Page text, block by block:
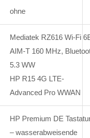
ohne
Mediatek RZ616 Wi-Fi
AIM-T 160 MHz,
5.3 WW
HP R15 4G LTE-
Advanced Pro WWAN
HP Premium DE
– wasserabweisende